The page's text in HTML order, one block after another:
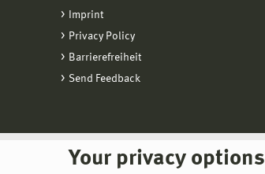
Your privacy options
Imprint
Privacy Policy
Barrierefreiheit
Send Feedback